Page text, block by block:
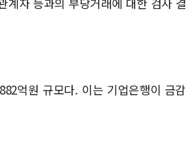
억원 규모다. 이는 기업은행이 금